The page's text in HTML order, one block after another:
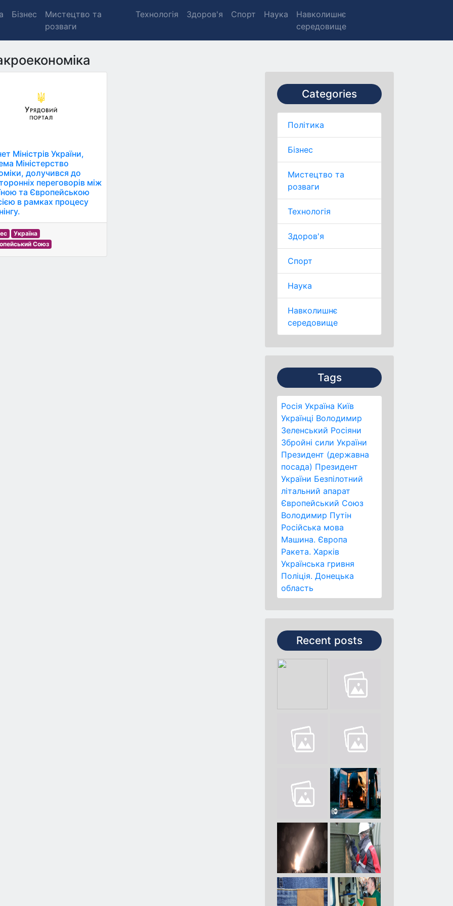
Бізнес
Мистецтво та
розваги
Технологія Здоров'я Спорт Наука
Навколишнє
середовище
Categories
Політика
Бізнес
Мистецтво та
розваги
Технологія
Здоров'я
Спорт
Наука
Навколишнє
середовище
Tags
Росія Україна Київ
Українці Володимир
Зеленський Росіяни
Збройні сили України
Президент (державна
посада) Президент
України Безпілотний
літальний апарат
Європейський Союз
Володимир Путін
Російська мова
Машина. Європа
Ракета. Харків
Українська гривня
Поліція. Донецька
область
Recent posts
Міністрів України,
Міністерство
долучився до
переговорів між
та Європейською
в рамках процесу
Україна
Союз